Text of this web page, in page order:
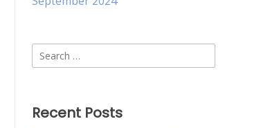
Search
for:
Recent Posts